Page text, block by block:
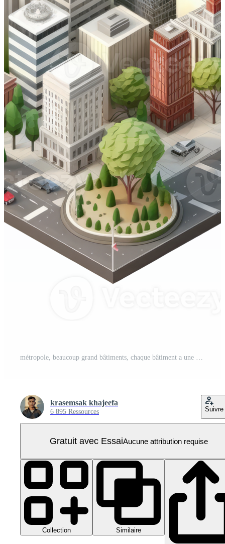
métropole, beaucoup grand bâtiments, chaque bâtiment a une différent la taille . ai généré PNG Pro
krasemsak khajeefa
6 895 Ressources Suivre
Gratuit avec EssaiAucune attribution requise
Collection Similaire